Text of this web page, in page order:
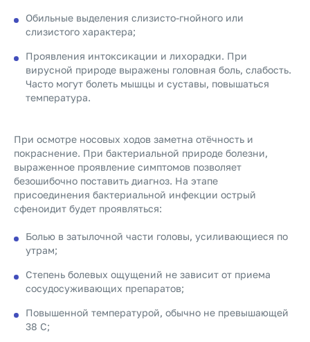
Обильные выделения слизисто-гнойного или
слизистого характера;
Проявления интоксикации и лихорадки. При
вирусной природе выражены головная боль, слабость.
Часто могут болеть мышцы и суставы, повышаться
температура.
При осмотре носовых ходов заметна отёчность и
покраснение. При бактериальной природе болезни,
выраженное проявление симптомов позволяет
безошибочно поставить диагноз. На этапе
присоединения бактериальной инфекции острый
сфеноидит будет проявляться:
Болью в затылочной части головы, усиливающиеся по
утрам;
Степень болевых ощущений не зависит от приема
сосудосуживающих препаратов;
Повышенной температурой, обычно не превышающей
38 С;